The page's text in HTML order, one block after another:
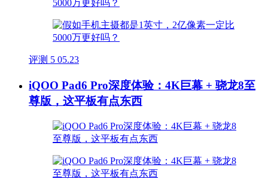
评测 5 05.23
iQOO Pad6 Pro深度体验：4K巨幕 + 骁龙8至
尊版，这平板有点东西